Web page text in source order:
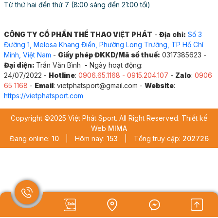
Việc tuân thủ tiêu chuẩn TCCS 01:2016/VIFA không chỉ
giúp lưới bóng chuyền đáp ứng các yêu cầu kỹ thuật cho thi
đấu mà còn góp phần nâng cao tính chuyên nghiệp cho
chống UV, và chịu được các điều kiện thời tiết khắc nghiệt.
Mắt lưới được đan chắc chắn, không bị xô lệch, đảm bảo
bóng không bị mắc kẹt hoặc lọt qua, đồng thời tạo ra đường
Từ thứ hai đến thứ 7 (8:00 sáng đến 21:00 tối)
CÔNG TY CỔ PHẦN THỂ THAO VIỆT PHÁT - Địa chỉ: Số 3
Đường 1, Melosa Khang Điền, Phường Long Trường, TP Hồ Chí
Minh, Việt Nam - Giấy phép ĐKKD/Mã số thuế: 0317385623 -
Đại diện: Trần Văn Bình - Ngày hoạt động:
24/07/2022 - Hotline: 0906.65.1168 - 0915.204.107 - Zalo: 0906
65 1168 - Email: vietphatsport@gmail.com - Website:
https://vietphatsport.com
Copyright ©2025 Việt Phát Sport. All Right Reserved. Thiết kế
Web MIMA
Đang online: 10 Hôm nay: 153 Tổng truy cập: 202726